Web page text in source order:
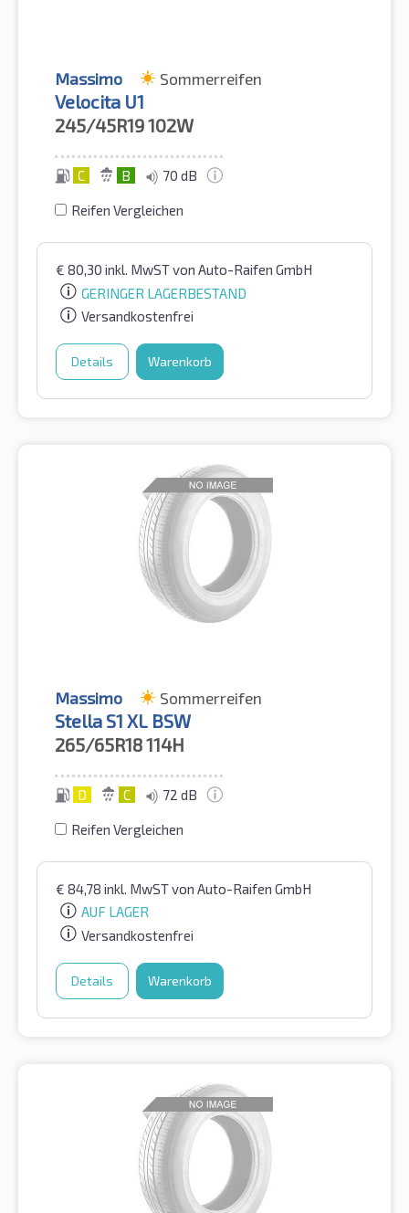
Massimo Sommerreifen
Velocita U1
245/45R19102W
C B 70 dB
Reifen Vergleichen
€ 80,30 inkl. MwSTvon Auto-Raifen GmbH
GERINGER LAGERBESTAND
Versandkostenfrei
Details Warenkorb
Massimo Sommerreifen
Stella S1 XL BSW
265/65R18114H
D C 72 dB
Reifen Vergleichen
€ 84,78 inkl. MwSTvon Auto-Raifen GmbH
AUF LAGER
Versandkostenfrei
Details Warenkorb